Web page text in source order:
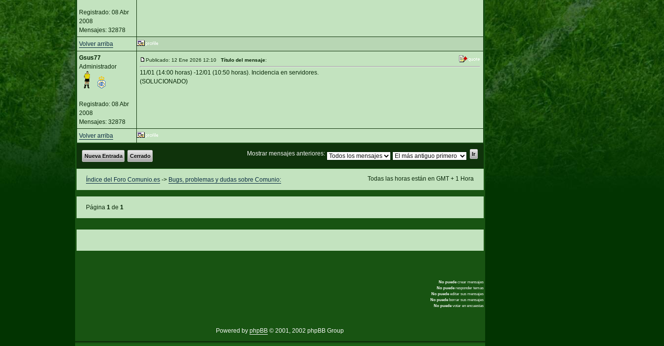
Registrado: 08 Abr
2008
Mensajes: 32878
Volver arriba
Gsus77
Administrador
Registrado: 08 Abr
2008
Mensajes: 32878
Publicado: 12 Ene 2026 12:10 Título del mensaje:
11/01 (14:00 horas) -12/01 (10:50 horas). Incidencia en servidores.
(SOLUCIONADO)
Volver arriba
Mostrar mensajes anteriores:
Nueva Entrada Cerrado
Todas las horas están en GMT + 1 Hora
Índice del Foro Comunio.es-> Bugs, problemas y dudas sobre Comunio:
Página 1de 1
No puedecrear mensajes
No puederesponder temas
No puedeeditar sus mensajes
No puedeborrar sus mensajes
No puedevotar en encuestas
Powered by phpBB © 2001, 2002 phpBB Group